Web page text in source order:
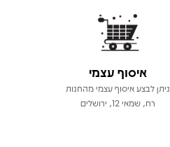
איסוף עצמי
ניתן לבצע איסוף עצמי מהחנות
רח, שמאי 12, ירושלים